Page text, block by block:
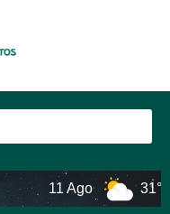
11 Ago 31°C